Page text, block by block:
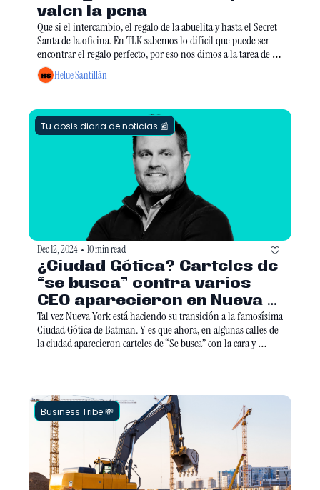
Que si el intercambio, el regalo de la abuelita y hasta el Secret
Santa de la oficina. En TLK sabemos lo difícil que puede ser
encontrar el regalo perfecto, por eso nos dimos a la tarea de
armar una lista con 20 regalitos que realmente valen la pena.
Échale un ojo.
Helue Santillán
Tu dosis diaria de noticias 📰
Dec 12, 2024 • 10 min read
¿Ciudad Gótica? Carteles de
“se busca” contra varios
CEO aparecieron en Nueva
York
Tal vez Nueva York está haciendo su transición a la famosísima
Ciudad Gótica de Batman. Y es que ahora, en algunas calles de
la ciudad aparecieron carteles de “Se busca” con la cara y
Unidos.
Business Tribe 💸